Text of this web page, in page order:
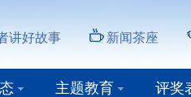
讲好故事 新闻茶座
主题教育 评奖